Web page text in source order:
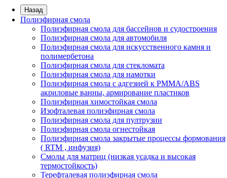
Назад
Полиэфирная смола
Полиэфирная смола для бассейнов и судостроения
Полиэфирная смола для автомобиля
Полиэфирная смола для искусственного камня и
полимербетона
Полиэфирная смола для стекломата
Полиэфирная смола для намотки
Полиэфирная смола с адгезией к РММА/АВS
акриловые ванны, армирование пластиков
Полиэфирная химостойкая смола
Изофталевая полиэфирная смола
Полиэфирная смола для пултрузии
Полиэфирная смола огнестойкая
Полиэфирная смола закрытые процессы формования
( RTM , инфузия)
Смолы для матриц (низкая усадка и высокая
термостойкость)
Терефталевая полиэфирная смола